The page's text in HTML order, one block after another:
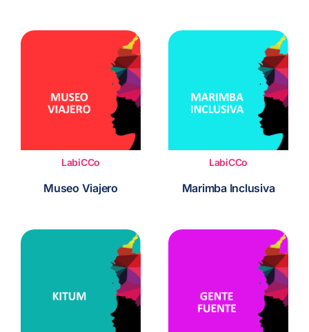
ES
LabiCCo
Museo Viajero
LabiCCo
Marimba Inclusiva